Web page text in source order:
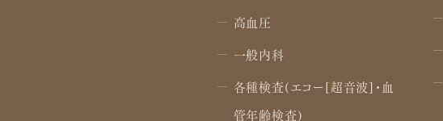
高血圧
一般内科
各種検査(エコー[超音波]・血
管年齢検査)